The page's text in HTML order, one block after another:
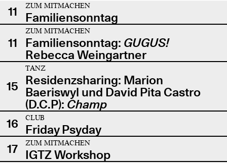
11
ZUM MITMACHEN
Familiensonntag
11
ZUM MITMACHEN
Familiensonntag: GUGUS!
Rebecca Weingartner
15
TANZ
Residenzsharing: Marion
Baeriswyl und David Pita Castro
(D.C.P): Champ
16
CLUB
Friday Psyday
17
ZUM MITMACHEN
IGTZ Workshop